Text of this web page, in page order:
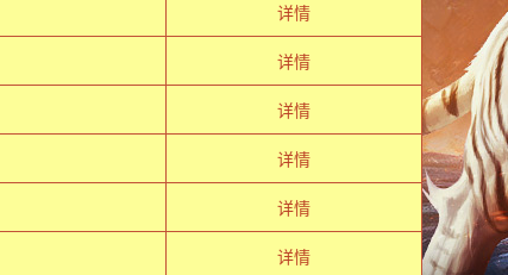
详情
详情
详情
详情
详情
详情